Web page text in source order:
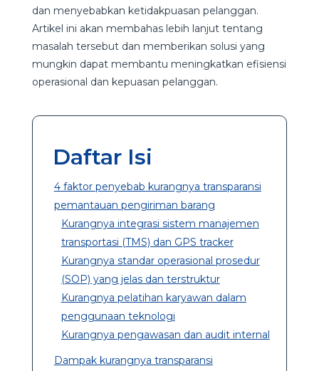
dan menyebabkan ketidakpuasan pelanggan.
Artikel ini akan membahas lebih lanjut tentang
masalah tersebut dan memberikan solusi yang
mungkin dapat membantu meningkatkan efisiensi
operasional dan kepuasan pelanggan.
Daftar Isi
4 faktor penyebab kurangnya transparansi
pemantauan pengiriman barang
Kurangnya integrasi sistem manajemen
transportasi (TMS) dan GPS tracker
Kurangnya standar operasional prosedur
(SOP) yang jelas dan terstruktur
Kurangnya pelatihan karyawan dalam
penggunaan teknologi
Kurangnya pengawasan dan audit internal
Dampak kurangnya transparansi